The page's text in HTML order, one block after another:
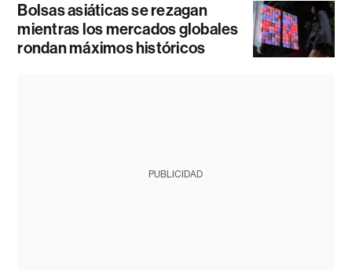
Bolsas asiáticas se rezagan
mientras los mercados globales
rondan máximos históricos
PUBLICIDAD